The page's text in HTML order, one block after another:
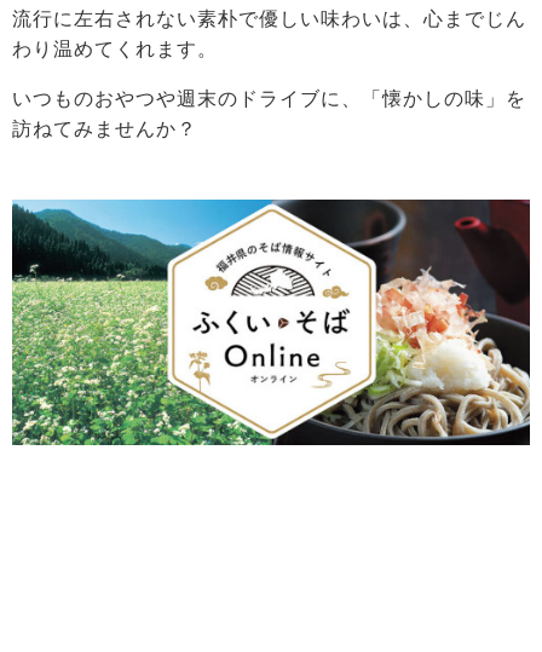
流行に左右されない素朴で優しい味わいは、心までじん
わり温めてくれます。
いつものおやつや週末のドライブに、「懐かしの味」を
訪ねてみませんか？